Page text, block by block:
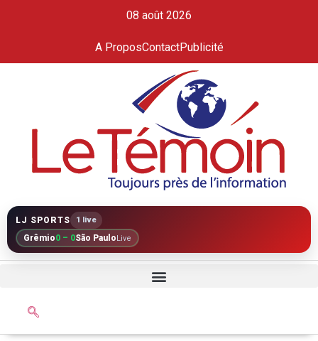
08 août 2026
A ProposContactPublicité
LJ SPORTS 1 live
Grêmio0 – 0São PauloLive